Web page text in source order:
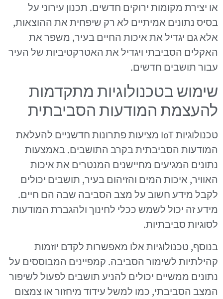
או יצירת מקומות ירוקים חדשים. תכנון עירוני על
בסיס נתונים אמיתיים לא רק שיפחית את ההוצאות,
אלא גם יגדיל את איכות החיים בעיר, משפר את
האקלים הסביבתי ויגדיל את האטרקטיביות של העיר
עבור תושבים חדשים.
שימוש בטכנולוגיות מתקדמות
להעצמת המודעות הסביבתית
טכנולוגיות IoT מציעות פתרונות חדשניים להעלאת
המודעות הסביבתית בקרב התושבים. באמצעות
נתונים המגיעים מחיישנים המנטרים את איכות
האוויר, איכות המים והזיהום בעיר, תושבים יכולים
לקבל מידע חשוב על מצב הסביבה שבה הם חיים.
מידע זה יכול לשמש ככלי לחינוך ולהגברת המודעות
לסוגיות סביבתיות.
בנוסף, טכנולוגיות אלו מאפשרות לקדם יוזמות
קהילתיות לשימור הסביבה. קמפיינים המבוססים על
נתונים ממשיים יכולים להניע תושבים לפעול לשיפור
המצב הסביבתי, כמו למשל עידוד מיחזור או צמצום